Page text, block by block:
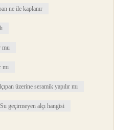
ne ile kaplanır
mu
mı
üzerine seramik yapılır mı
Su geçirmeyen alçı hangisi